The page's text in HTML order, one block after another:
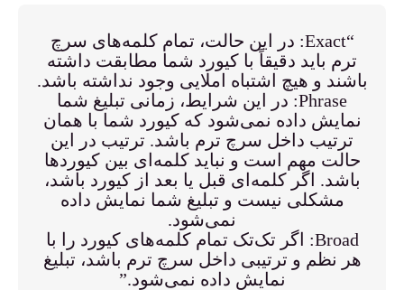
“Exact: در این حالت، تمام کلمه‌های سرچ
ترم باید دقیقاً با کیورد شما مطابقت داشته
باشند و هیچ اشتباه املایی وجود نداشته باشد.
Phrase: در این شرایط، زمانی تبلیغ شما
نمایش داده نمی‌شود که کیورد شما با همان
ترتیب داخل سرچ ترم باشد. ترتیب در این
حالت مهم است و نباید کلمه‌ای بین کیوردها
باشد. اگر کلمه‌ای قبل یا بعد از کیورد باشد،
مشکلی نیست و تبلیغ شما نمایش داده
نمی‌شود.
Broad: اگر تک‌تک تمام کلمه‌های کیورد را با
هر نظم و ترتیبی داخل سرچ ترم باشد، تبلیغ
نمایش داده نمی‌شود.”